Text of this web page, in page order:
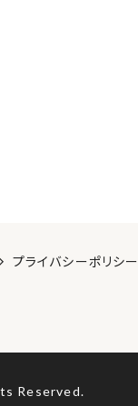
プライバシーポリシー
Reserved.